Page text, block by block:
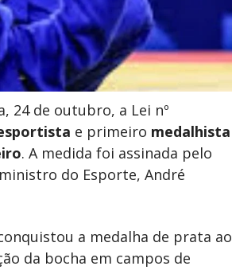
24 de outubro, a Lei nº
e primeiro medalhista
. A medida foi assinada pelo
do Esporte, André
a medalha de prata ao
da bocha em campos de